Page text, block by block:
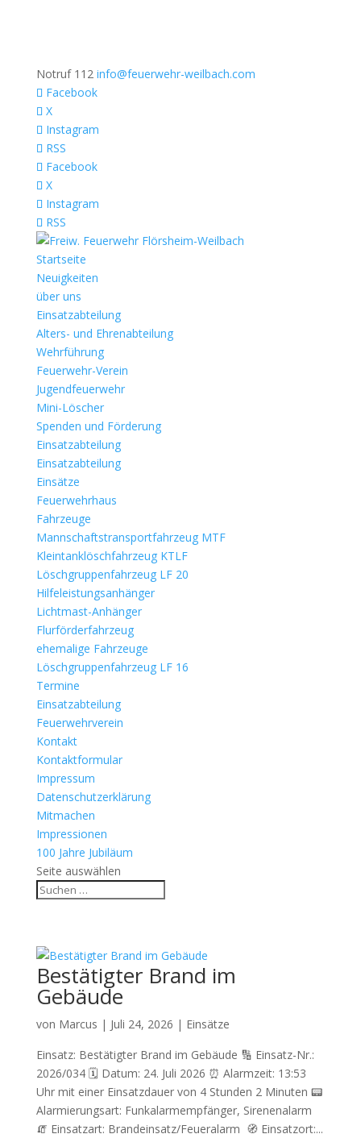
Notruf 112 info@feuerwehr-weilbach.com
Facebook
X
Instagram
RSS
Facebook
X
Instagram
RSS
Startseite
Neuigkeiten
über uns
Einsatzabteilung
Alters- und Ehrenabteilung
Wehrführung
Feuerwehr-Verein
Jugendfeuerwehr
Mini-Löscher
Spenden und Förderung
Einsatzabteilung
Einsatzabteilung
Einsätze
Feuerwehrhaus
Fahrzeuge
Mannschaftstransportfahrzeug MTF
Kleintanklöschfahrzeug KTLF
Löschgruppenfahrzeug LF 20
Hilfeleistungsanhänger
Lichtmast-Anhänger
Flurförderfahrzeug
ehemalige Fahrzeuge
Löschgruppenfahrzeug LF 16
Termine
Einsatzabteilung
Feuerwehrverein
Kontakt
Kontaktformular
Impressum
Datenschutzerklärung
Mitmachen
Impressionen
100 Jahre Jubiläum
Seite auswählen
Bestätigter Brand im
Gebäude
von Marcus | Juli 24, 2026 | Einsätze
Einsatz: Bestätigter Brand im Gebäude 🔢 Einsatz-Nr.:
2026/034 🗓 Datum: 24. Juli 2026 ⏰ Alarmzeit: 13:53
Uhr mit einer Einsatzdauer von 4 Stunden 2 Minuten 📟
Alarmierungsart: Funkalarmempfänger, Sirenenalarm
🧯 Einsatzart: Brandeinsatz/Feueralarm 🧭 Einsatzort:...